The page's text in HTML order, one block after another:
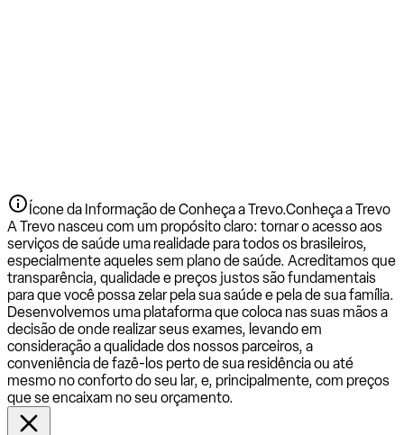
Ícone da Informação de Conheça a Trevo.Conheça a Trevo
A Trevo nasceu com um propósito claro: tornar o acesso aos
serviços de saúde uma realidade para todos os brasileiros,
especialmente aqueles sem plano de saúde. Acreditamos que
transparência, qualidade e preços justos são fundamentais
para que você possa zelar pela sua saúde e pela de sua família.
Desenvolvemos uma plataforma que coloca nas suas mãos a
decisão de onde realizar seus exames, levando em
consideração a qualidade dos nossos parceiros, a
conveniência de fazê-los perto de sua residência ou até
mesmo no conforto do seu lar, e, principalmente, com preços
que se encaixam no seu orçamento.